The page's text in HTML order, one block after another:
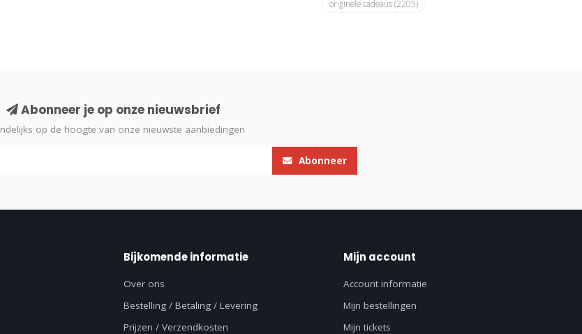
originele cadeaus(2205)
Abonneer je op onze nieuwsbrief
op de hoogte van onze nieuwste aanbiedingen
Abonneer
Bijkomende informatie
Over ons
Bestelling / Betaling / Levering
Prijzen / Verzendkosten
Mijn account
Account informatie
Mijn bestellingen
Mijn tickets